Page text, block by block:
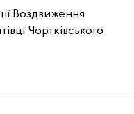
Воздвиження
Чортківського